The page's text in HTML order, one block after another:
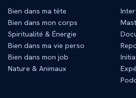
Bien dans ma tête
Bien dans mon corps
Spiritualité & Énergie
Bien dans ma vie perso
Bien dans mon job
Nature & Animaux